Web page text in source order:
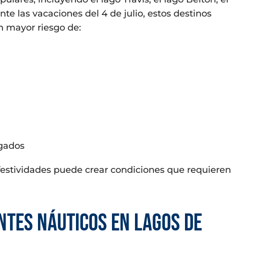
las vacaciones del 4 de julio, estos destinos
mayor riesgo de:
puede crear condiciones que requieren
náuticos en lagos de